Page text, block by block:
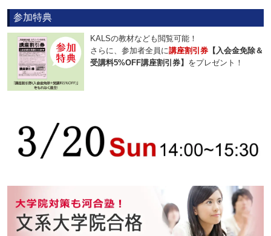
参加特典
KALSの教材なども閲覧可能！
さらに、参加者全員に講座割引券 【入会金免除＆
受講料5%OFF講座割引券】 をプレゼント！